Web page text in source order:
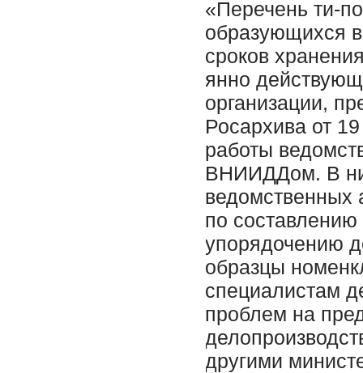
«Перечень ти-
образующихся в
сроков
янно
организации,
Росархива от
работы
ВНИИДДом. В
ведомственных
по
упорядочению
образцы
специалистам
проблем на
другими